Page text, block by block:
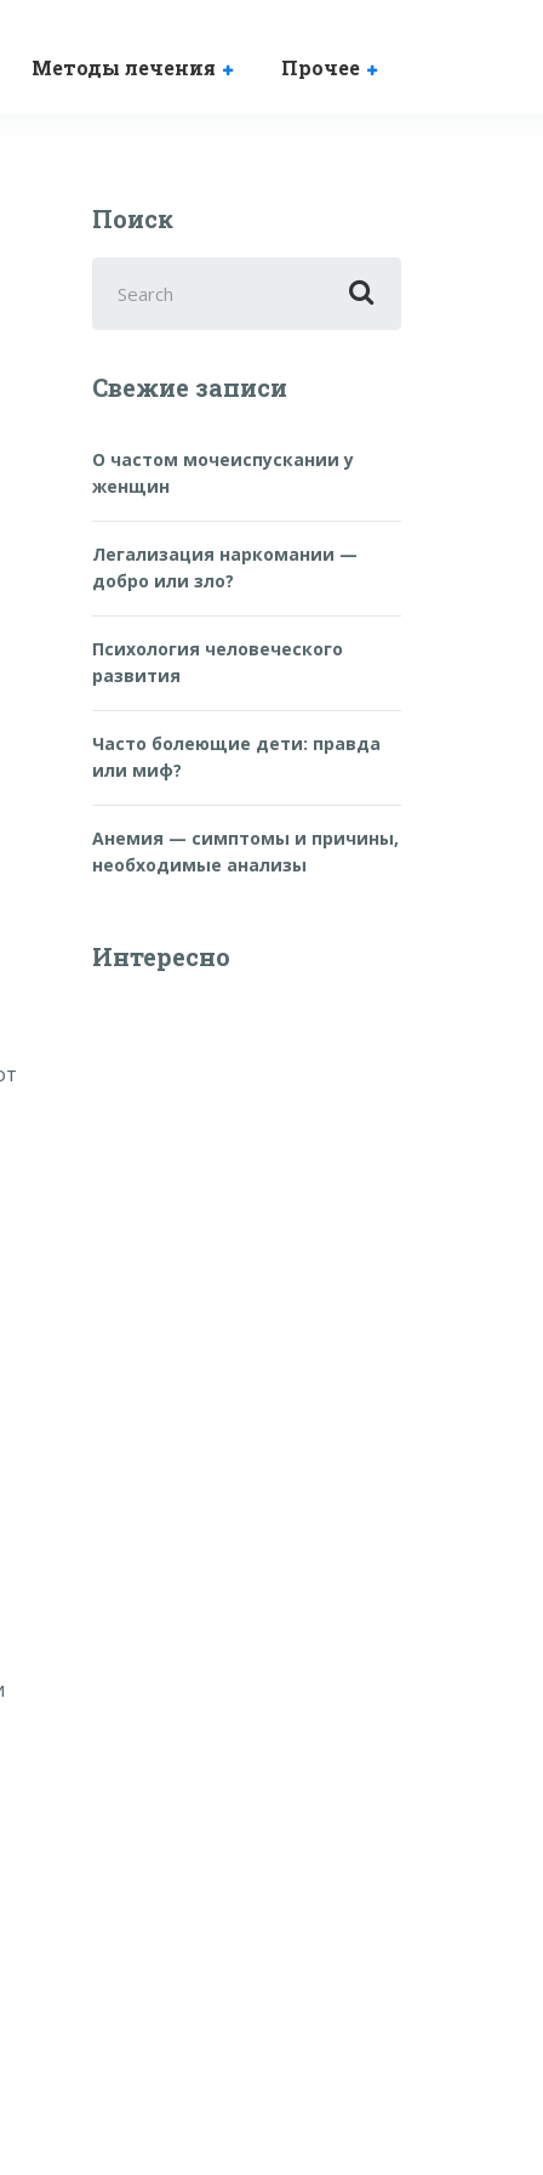
Методы лечения Прочее
Поиск
for:
Свежие записи
О частом мочеиспускании у
женщин
Легализация наркомании —
добро или зло?
Психология человеческого
развития
Часто болеющие дети: правда
или миф?
Анемия — симптомы и причины,
необходимые анализы
Интересно